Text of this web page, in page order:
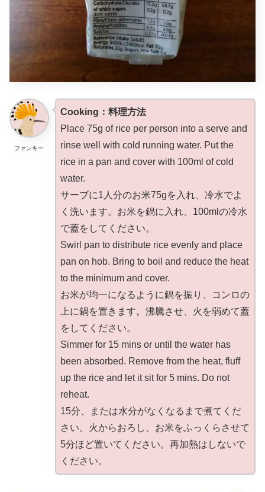
ファンキー
Cooking：料理方法
Place 75g of rice per person into a serve and
rinse well with cold running water. Put the
rice in a pan and cover with 100ml of cold
water.
サーブに1人分のお米75gを入れ、冷水でよ
く洗います。お米を鍋に入れ、100mlの冷水
で蓋をしてください。
Swirl pan to distribute rice evenly and place
pan on hob. Bring to boil and reduce the heat
to the minimum and cover.
お米が均一になるように鍋を振り、コンロの
上に鍋を置きます。沸騰させ、火を弱めて蓋
をしてください。
Simmer for 15 mins or until the water has
been absorbed. Remove from the heat, fluff
up the rice and let it sit for 5 mins. Do not
reheat.
15分、または水分がなくなるまで煮てくだ
さい。火からおろし、お米をふっくらさせて
5分ほど置いてください。再加熱はしないで
ください。